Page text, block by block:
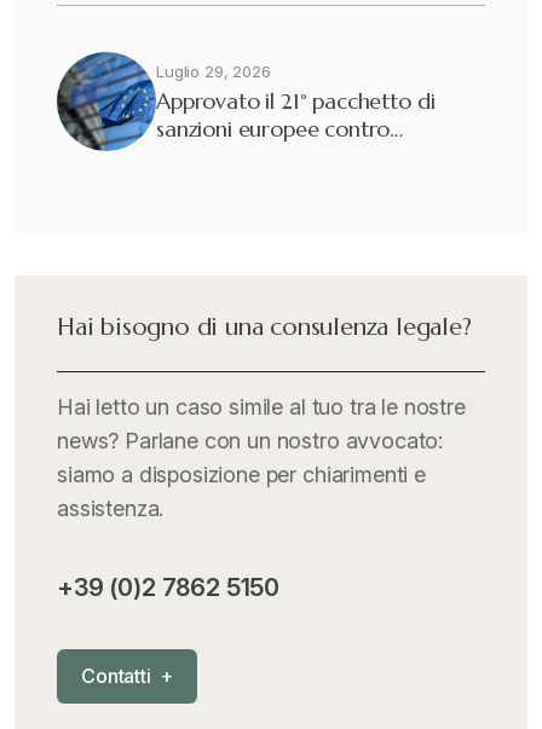
Luglio 29, 2026
Approvato il 21° pacchetto di
sanzioni europee contro…
Hai bisogno di una consulenza legale?
Hai letto un caso simile al tuo tra le nostre
news? Parlane con un nostro avvocato:
siamo a disposizione per chiarimenti e
assistenza.
+39 (0)2 7862 5150
Contatti +